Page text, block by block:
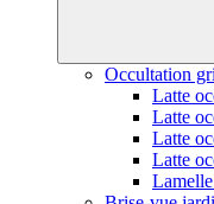
Occultation
Latte
Latte
Latte
Latte